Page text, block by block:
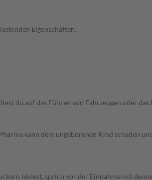
Eigenschaften.
du auf das Führen von Fahrzeugen oder
kann dem ungeborenen Kind schaden
leidest, sprich vor der Einnahme mit